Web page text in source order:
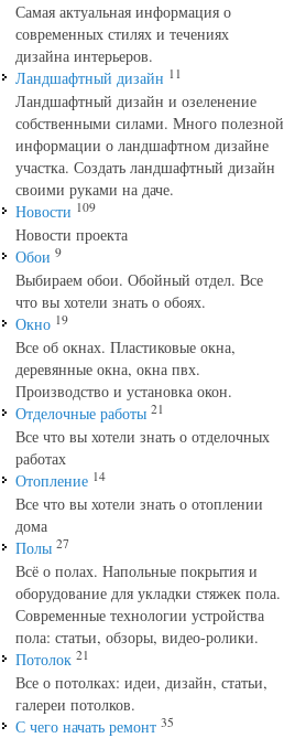
Самая актуальная информация о
современных стилях и течениях
дизайна интерьеров.
Ландшафтный дизайн 11
Ландшафтный дизайн и озеленение
собственными силами. Много полезной
информации о ландшафтном дизайне
участка. Создать ландшафтный дизайн
своими руками на даче.
Новости 109
Новости проекта
Обои 9
Выбираем обои. Обойный отдел. Все
что вы хотели знать о обоях.
Окно 19
Все об окнах. Пластиковые окна,
деревянные окна, окна пвх.
Производство и установка окон.
Отделочные работы 21
Все что вы хотели знать о отделочных
работах
Отопление 14
Все что вы хотели знать о отоплении
дома
Полы 27
Всё о полах. Напольные покрытия и
оборудование для укладки стяжек пола.
Современные технологии устройства
пола: статьи, обзоры, видео-ролики.
Потолок 21
Все о потолках: идеи, дизайн, статьи,
галереи потолков.
С чего начать ремонт 35